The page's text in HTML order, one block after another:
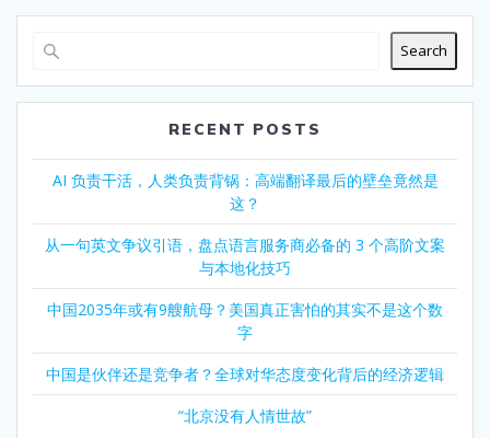
Search
RECENT POSTS
AI 负责干活，人类负责背锅：高端翻译最后的壁垒竟然是
这？
从一句英文争议引语，盘点语言服务商必备的 3 个高阶文案
与本地化技巧
中国2035年或有9艘航母？美国真正害怕的其实不是这个数
字
中国是伙伴还是竞争者？全球对华态度变化背后的经济逻辑
“北京没有人情世故”